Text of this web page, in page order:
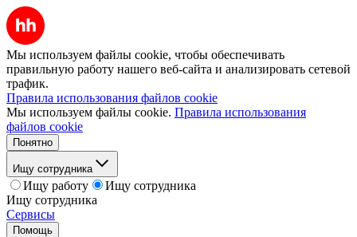
Мы используем файлы cookie, чтобы обеспечивать
правильную работу нашего веб-сайта и анализировать сетевой
трафик.
Правила использования файлов cookie
Мы используем файлы cookie. Правила использования
файлов cookie
Понятно
Ищу сотрудника
Ищу работу
Ищу сотрудника
Ищу сотрудника
Сервисы
Помощь